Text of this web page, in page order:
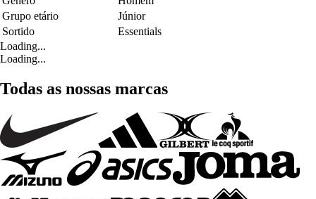
Grupo etário
Júnior
Sortido
Essentials
Loading...
Loading...
Todas as nossas marcas